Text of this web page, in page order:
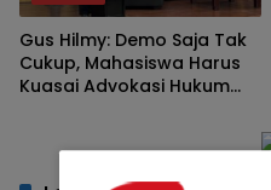
Gus Hilmy: Demo Saja Tak
Cukup, Mahasiswa Harus
Kuasai Advokasi Hukum